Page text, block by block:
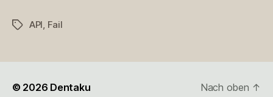
Schlagwörter
API Fail
© 2026 Dentaku Nach oben ↑